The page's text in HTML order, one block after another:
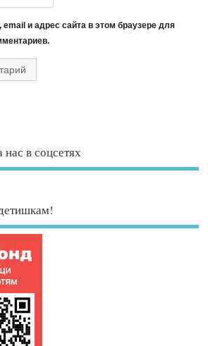
и адрес сайта в этом браузере для
в соцсетях